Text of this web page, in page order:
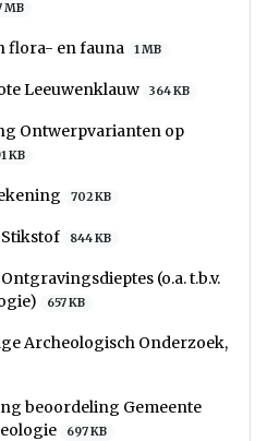
MB
flora- en fauna 1 MB
Leeuwenklauw 364 KB
Ontwerpvarianten op
KB
702 KB
Stikstof 844 KB
(o.a. t.b.v.
657 KB
Archeologisch Onderzoek,
beoordeling Gemeente
697 KB